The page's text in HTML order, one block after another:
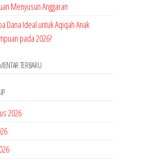
Menyusun Anggaran
Dana Ideal untuk Aqiqah Anak
pada 2026?
TERBARU
2026